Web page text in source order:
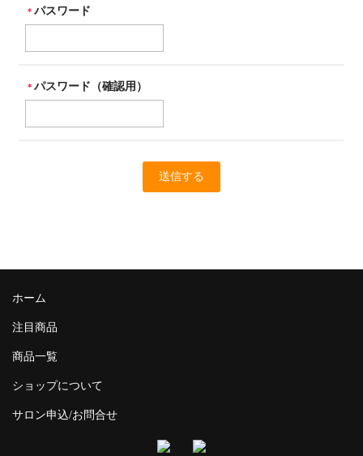
＊パスワード
＊パスワード（確認用）
ホーム
注目商品
商品一覧
ショップについて
サロン申込/お問合せ